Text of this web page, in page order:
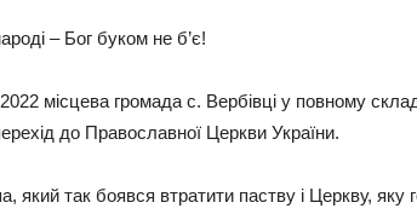
– Бог буком не б’є!
місцева громада с. Вербівці у повному
до Православної Церкви України.
який так боявся втратити паству і Церкву, яку